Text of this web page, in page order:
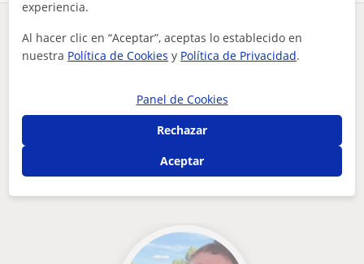
¿Hay algún error en este perfil?Cuéntanos
doy clases particulares de español,árabe francés
Otros profesores de Español para
extranjeros en Porto que pueden
interesarte
experiencia.
Al hacer clic en “Aceptar”, aceptas lo establecido en
nuestra Política de Cookies y Política de Privacidad.
Panel de Cookies
Rechazar
Aceptar